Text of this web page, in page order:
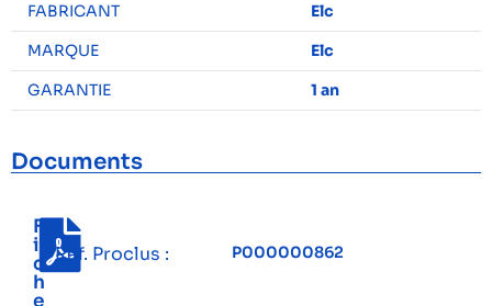
FABRICANT
Elc
MARQUE
Elc
GARANTIE
1 an
Documents
F
i
c
h
e
Réf. Proclus : P000000862